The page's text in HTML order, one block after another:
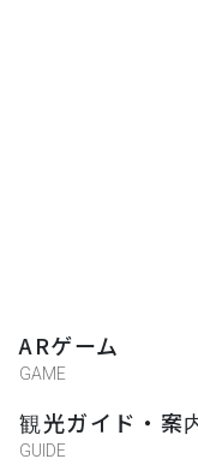
ARゲーム
GAME
観光ガイド・案
GUIDE